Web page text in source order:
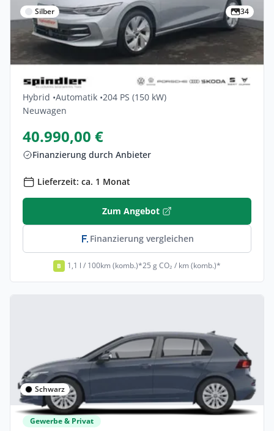
Silber 34
Privat & Gewerbe
Volkswagen Golf 1.5 EHybrid OPF 110kW
DSG Life 5dr
Hybrid •Automatik •204 PS (150 kW)
Neuwagen
40.990,00 €
Finanzierung durch Anbieter
Lieferzeit: ca. 1 Monat
Zum Angebot
Finanzierung vergleichen
B 1,1 l / 100km (komb.)*25 g CO₂ / km (komb.)*
Schwarz
Gewerbe & Privat